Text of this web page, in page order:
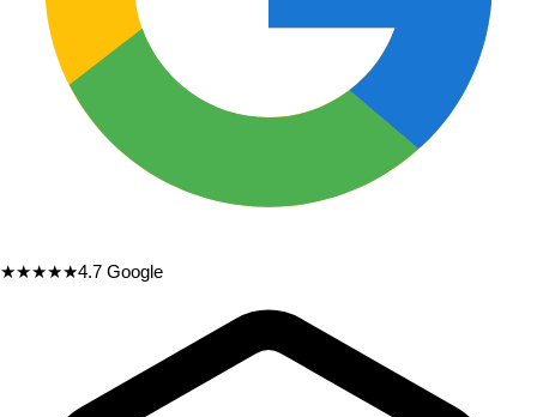
★★★★★4.7 Google